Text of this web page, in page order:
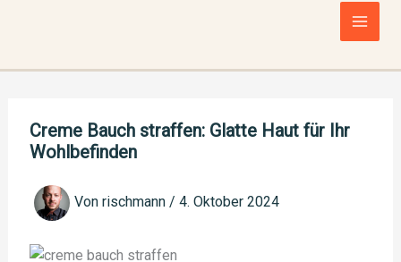
Creme Bauch straffen: Glatte Haut für Ihr
Wohlbefinden
Von rischmann / 4. Oktober 2024